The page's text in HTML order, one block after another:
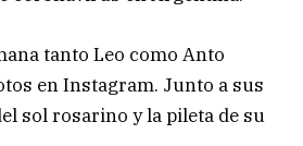
tanto Leo como Anto
en Instagram. Junto a sus
sol rosarino y la pileta de su